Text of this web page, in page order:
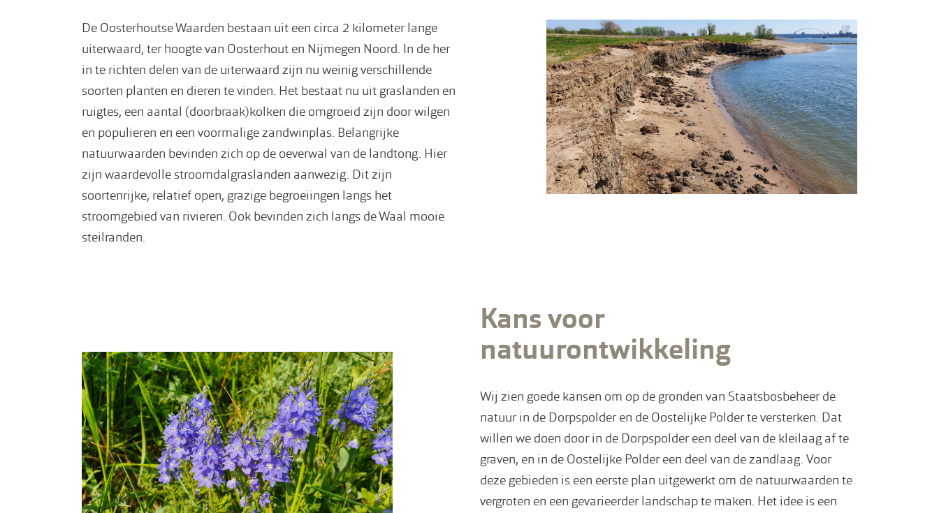
De Oosterhoutse Waarden bestaan uit een circa 2 kilometer lange
uiterwaard, ter hoogte van Oosterhout en Nijmegen Noord. In de her
in te richten delen van de uiterwaard zijn nu weinig verschillende
soorten planten en dieren te vinden. Het bestaat nu uit graslanden en
ruigtes, een aantal (doorbraak)kolken die omgroeid zijn door wilgen
en populieren en een voormalige zandwinplas. Belangrijke
natuurwaarden bevinden zich op de oeverwal van de landtong. Hier
zijn waardevolle stroomdalgraslanden aanwezig. Dit zijn
soortenrijke, relatief open, grazige begroeiingen langs het
stroomgebied van rivieren. Ook bevinden zich langs de Waal mooie
steilranden.
Kans voor
natuurontwikkeling
Wij zien goede kansen om op de gronden van Staatsbosbeheer de
natuur in de Dorpspolder en de Oostelijke Polder te versterken. Dat
willen we doen door in de Dorpspolder een deel van de kleilaag af te
graven, en in de Oostelijke Polder een deel van de zandlaag. Voor
deze gebieden is een eerste plan uitgewerkt om de natuurwaarden te
vergroten en een gevarieerder landschap te maken. Het idee is een